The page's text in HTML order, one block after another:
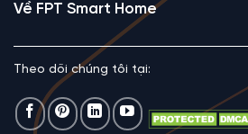
Về FPT Smart Home
Theo dõi chúng tôi tại: